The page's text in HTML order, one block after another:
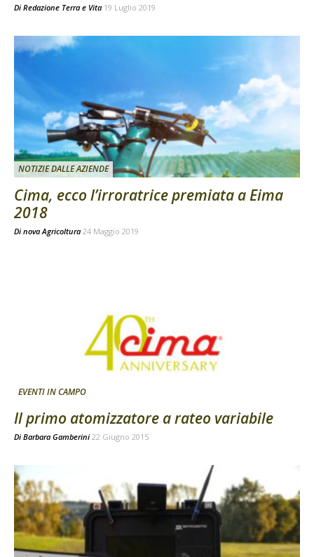
Di Redazione Terra e Vita 19 Luglio 2019
NOTIZIE DALLE AZIENDE
Cima, ecco l’irroratrice premiata a Eima
2018
Di nova Agricoltura 24 Maggio 2019
EVENTI IN CAMPO
Il primo atomizzatore a rateo variabile
Di Barbara Gamberini 22 Giugno 2015